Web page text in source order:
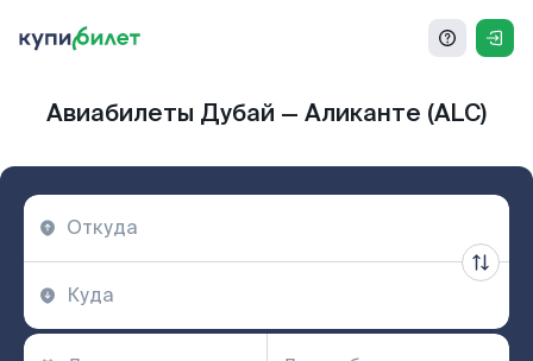
Авиабилеты Дубай — Аликанте (ALC)